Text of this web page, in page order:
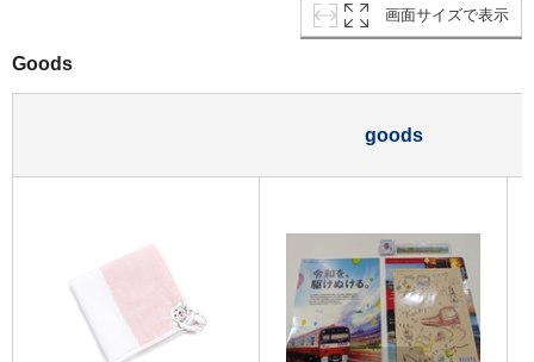
画面サイズで表示
Goods
goods